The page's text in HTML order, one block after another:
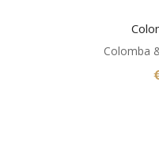
Colomba